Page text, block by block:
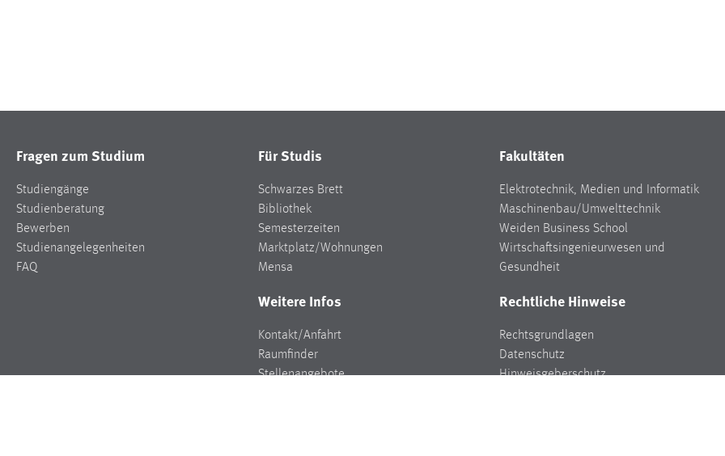
Fragen zum Studium
Studiengänge
Studienberatung
Bewerben
Studienangelegenheiten
FAQ
Für Studis
Schwarzes Brett
Bibliothek
Semesterzeiten
Marktplatz/Wohnungen
Mensa
Fakultäten
Elektrotechnik, Medien und Informatik
Maschinenbau/Umwelttechnik
Weiden Business School
Wirtschaftsingenieurwesen und
Gesundheit
Weitere Infos
Kontakt/Anfahrt
Raumfinder
Stellenangebote
Rechtliche Hinweise
Rechtsgrundlagen
Datenschutz
Hinweisgeberschutz